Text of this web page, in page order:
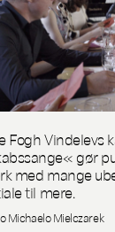
Fogh Vindelevs
gør
med mange
til mere.
Michaelo Mielczarek